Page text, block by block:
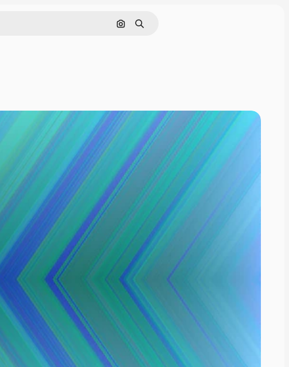
ค้นหาตามรูปภาพ
ค้นหา